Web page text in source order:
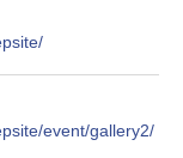
event/gallery2/